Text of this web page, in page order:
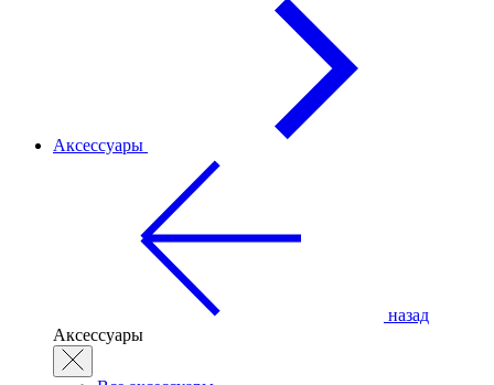
Аксессуары
назад
Аксессуары